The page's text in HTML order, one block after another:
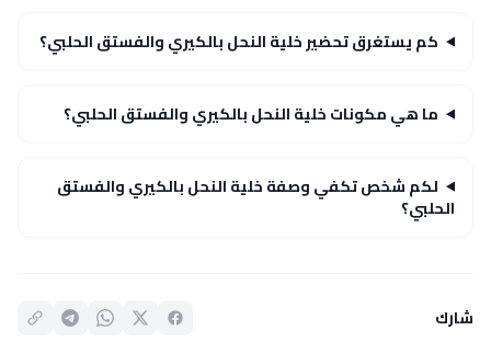
كم يستغرق تحضير خلية النحل بالكيري والفستق الحلبي؟
ما هي مكونات خلية النحل بالكيري والفستق الحلبي؟
لكم شخص تكفي وصفة خلية النحل بالكيري والفستق
الحلبي؟
شارك